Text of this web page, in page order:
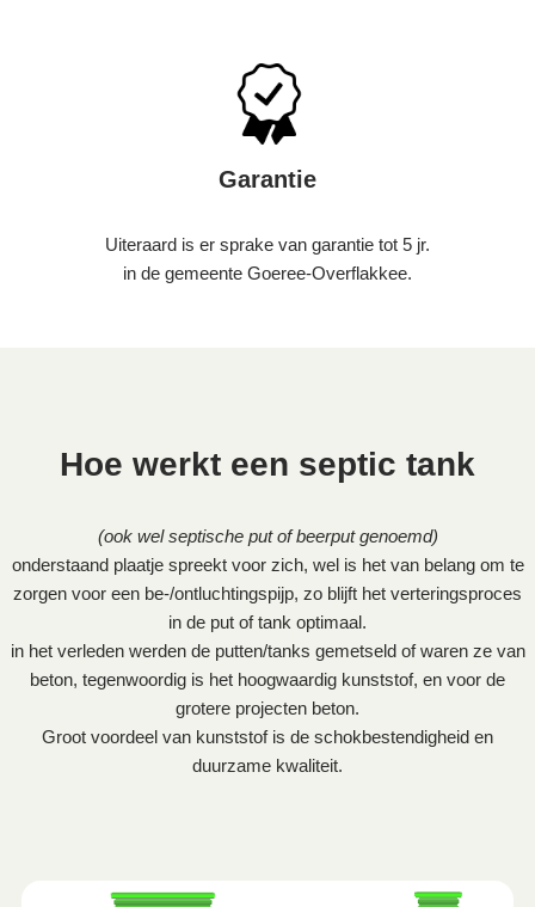
Garantie
Uiteraard is er sprake van garantie tot 5 jr.
in de gemeente Goeree-Overflakkee.
Hoe werkt een septic tank
(ook wel septische put of beerput genoemd)
onderstaand plaatje spreekt voor zich, wel is het van belang om te
zorgen voor een be-/ontluchtingspijp, zo blijft het verteringsproces
in de put of tank optimaal.
in het verleden werden de putten/tanks gemetseld of waren ze van
beton, tegenwoordig is het hoogwaardig kunststof, en voor de
grotere projecten beton.
Groot voordeel van kunststof is de schokbestendigheid en
duurzame kwaliteit.